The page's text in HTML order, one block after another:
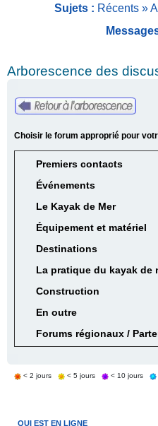
Sujets : Récents »
Arborescence des
Choisir le forum approprié pour
Premiers contacts
Événements
Le Kayak de Mer
Équipement et matériel
Destinations
La pratique du kayak de
Construction
En outre
Forums régionaux /
< 2 jours < 5 jours < 10 jours
QUI EST EN LIGNE